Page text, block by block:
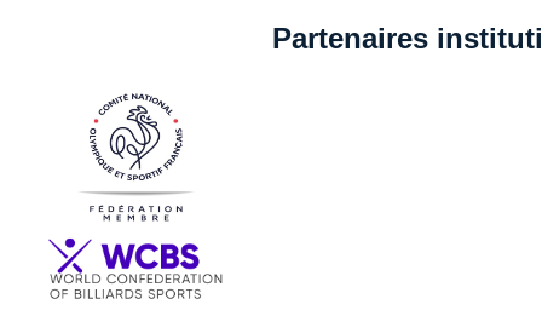
Partenaires